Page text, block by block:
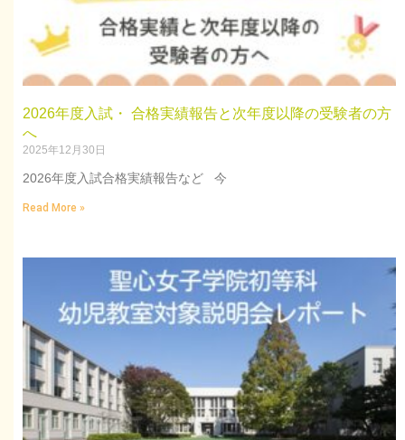
2026年度入試・ 合格実績報告と次年度以降の受験者の方
へ
2025年12月30日
2026年度入試合格実績報告など 今
Read More »